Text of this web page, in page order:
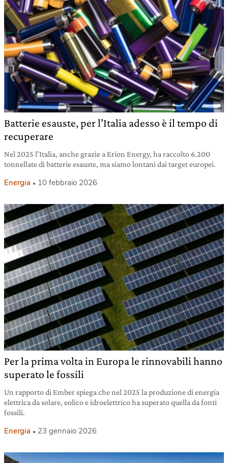
Batterie esauste, per l’Italia adesso è il tempo di
recuperare
Nel 2025 l’Italia, anche grazie a Erion Energy, ha raccolto 6.200
tonnellate di batterie esauste, ma siamo lontani dai target europei.
Energia 10 febbraio 2026
Per la prima volta in Europa le rinnovabili hanno
superato le fossili
Un rapporto di Ember spiega che nel 2025 la produzione di energia
elettrica da solare, eolico e idroelettrico ha superato quella da fonti
fossili.
Energia 23 gennaio 2026